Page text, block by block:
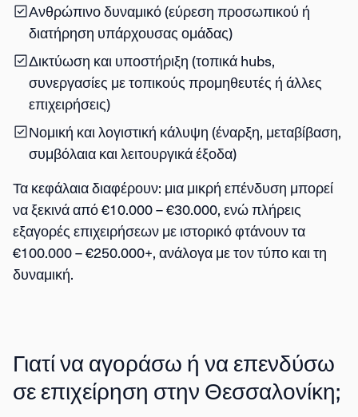
Ανθρώπινο δυναμικό (εύρεση προσωπικού ή
διατήρηση υπάρχουσας ομάδας)
Δικτύωση και υποστήριξη (τοπικά hubs,
συνεργασίες με τοπικούς προμηθευτές ή άλλες
επιχειρήσεις)
Νομική και λογιστική κάλυψη (έναρξη, μεταβίβαση,
συμβόλαια και λειτουργικά έξοδα)
Τα κεφάλαια διαφέρουν: μια μικρή επένδυση μπορεί
να ξεκινά από€10.000 – €30.000, ενώ πλήρεις
εξαγορές επιχειρήσεων με ιστορικό φτάνουν τα
€100.000 – €250.000+, ανάλογα με τον τύπο και τη
δυναμική.
Γιατί να αγοράσω ή να επενδύσω
σε επιχείρηση στην Θεσσαλονίκη;